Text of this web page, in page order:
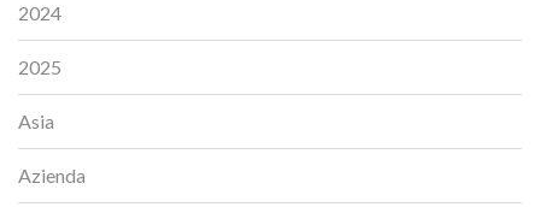
2024
2025
Asia
Azienda